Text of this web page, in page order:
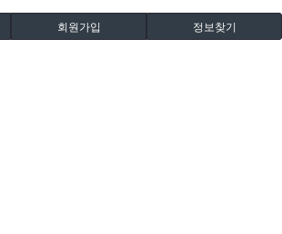
회원가입 정보찾기